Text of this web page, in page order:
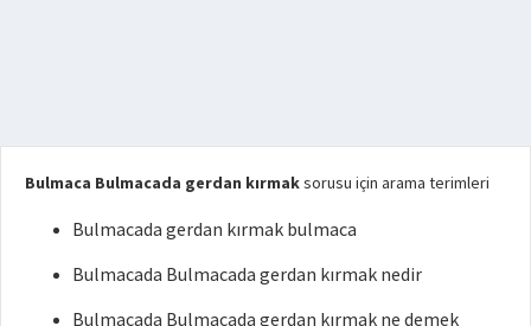
Bulmaca Bulmacada gerdan kırmaksorusu için arama terimleri
Bulmacada gerdan kırmak bulmaca
Bulmacada Bulmacada gerdan kırmak nedir
Bulmacada Bulmacada gerdan kırmak ne demek